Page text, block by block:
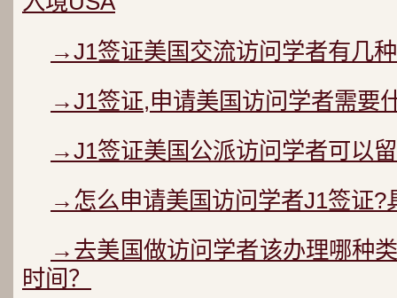
→J1签证美国交流访问学者有几
→J1签证,申请美国访问学者需要
→J1签证美国公派访问学者可以
→怎么申请美国访问学者J1签证?
→去美国做访问学者该办理哪种
时间？